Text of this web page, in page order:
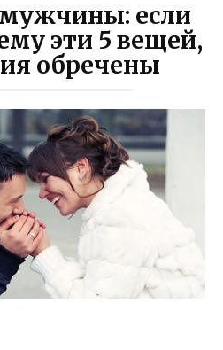
мужчины: если
эти 5 вещей,
обречены